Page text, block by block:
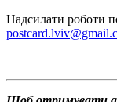
Надсилати роботи